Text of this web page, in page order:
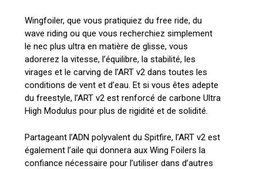
Wingfoiler, que vous pratiquiez du free ride, du
wave riding ou que vous recherchiez simplement
le nec plus ultra en matière de glisse, vous
adorerez la vitesse, l’équilibre, la stabilité, les
virages et le carving de l’ART v2 dans toutes les
conditions de vent et d’eau. Et si vous êtes adepte
du freestyle, l’ART v2 est renforcé de carbone Ultra
High Modulus pour plus de rigidité et de solidité.
Partageant l’ADN polyvalent du Spitfire, l’ART v2 est
également l’aile qui donnera aux Wing Foilers la
confiance nécessaire pour l’utiliser dans d’autres